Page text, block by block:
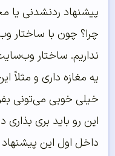
پیشنهاد ردنشدنی یا
نداریم. ساختار
یه مغازه داری و مثلاً
خیلی خوبی می‌تونی
این رو باید بری
داخل اول این